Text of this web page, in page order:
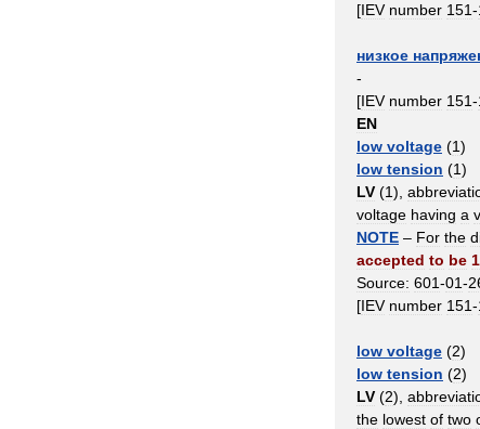
[IEV number 151-
низкое
-
[IEV number 151-
EN
low voltage (1)
low tension (1)
LV (1),
voltage having a
NOTE – For the
accepted to be 1
Source: 601-01-
[IEV number 151-
low voltage (2)
low tension (2)
LV (2),
the lowest of two